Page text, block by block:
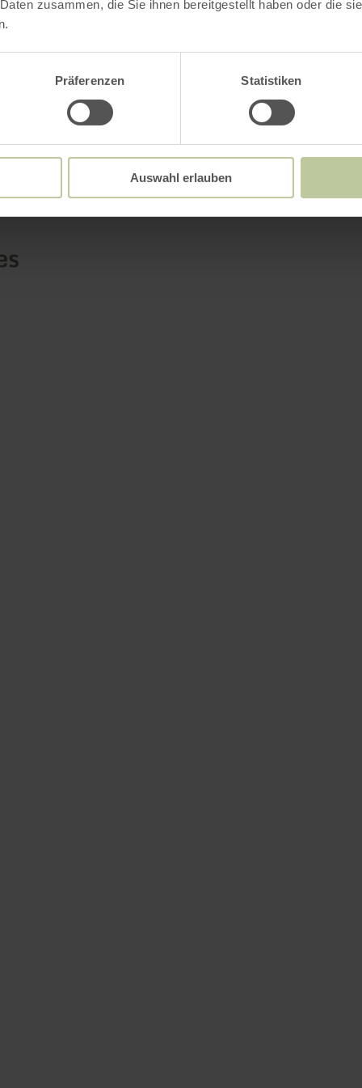
zusammen, die Sie ihnen bereitgestellt haben oder die
Präferenzen Statistiken
Auswahl erlauben